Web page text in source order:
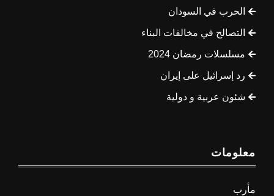
الحرب في السودان
التصالح في مخالفات البناء
مسلسلات رمضان 2024
رد إسرائيل على إيران
شئون عربية و دولية
معلومات
مأرب